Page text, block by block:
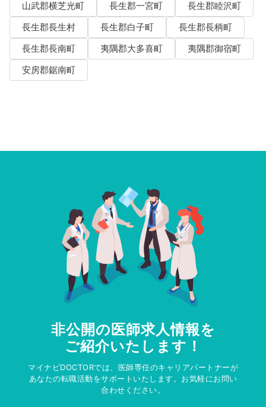
山武郡横芝光町
長生郡一宮町
長生郡睦沢町
長生郡長生村
長生郡白子町
長生郡長柄町
長生郡長南町
夷隅郡大多喜町
夷隅郡御宿町
安房郡鋸南町
非公開の医師求人情報を
ご紹介いたします！
マイナビDOCTORでは、医師専任のキャリアパートナーが
あなたの転職活動をサポートいたします。お気軽にお問い
合わせください。